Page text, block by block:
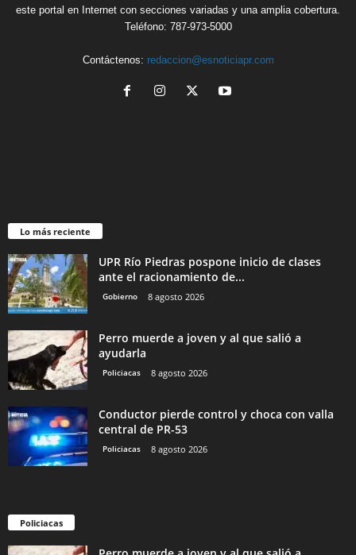
este portal en Internet con secciones variadas y una amplia cobertura.
Teléfono: 787-973-5000
Contáctenos: redaccion@esnoticiapr.com
Lo más reciente
UPR Río Piedras pospone inicio de clases
ante el racionamiento de...
Gobierno 8 agosto 2026
Perro muerde a joven y al que salió a
ayudarla
Policiacas 8 agosto 2026
Conductor pierde control y choca con valla
central de PR-53
Policiacas 8 agosto 2026
Policiacas